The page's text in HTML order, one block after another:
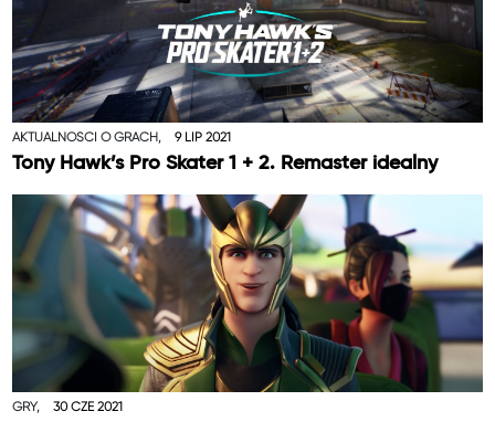
AKTUALNOŚCI O GRACH, 9 LIP 2021
Tony Hawk’s Pro Skater 1 + 2. Remaster idealny
GRY, 30 CZE 2021